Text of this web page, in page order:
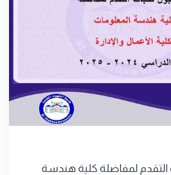
لمفاضلة كلية هندسة